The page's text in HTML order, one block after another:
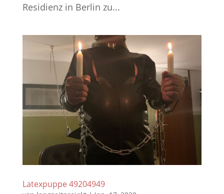
Residienz in Berlin zu...
Latexpuppe 49204949